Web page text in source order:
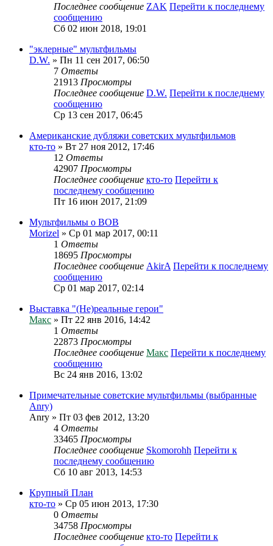
Последнее сообщение ZAK Перейти к последнему
сообщению
Сб 02 июн 2018, 19:01
"эклерные" мультфильмы
D.W. » Пн 11 сен 2017, 06:50
7 Ответы
21913 Просмотры
Последнее сообщение D.W. Перейти к последнему
сообщению
Ср 13 сен 2017, 06:45
Американские дубляжи советских мультфильмов
кто-то » Вт 27 ноя 2012, 17:46
12 Ответы
42907 Просмотры
Последнее сообщение кто-то Перейти к
последнему сообщению
Пт 16 июн 2017, 21:09
Мультфильмы о ВОВ
Morizel » Ср 01 мар 2017, 00:11
1 Ответы
18695 Просмотры
Последнее сообщение AkirA Перейти к последнему
сообщению
Ср 01 мар 2017, 02:14
Выставка "(Не)реальные герои"
Макс » Пт 22 янв 2016, 14:42
1 Ответы
22873 Просмотры
Последнее сообщение Макс Перейти к последнему
сообщению
Вс 24 янв 2016, 13:02
Примечательные советские мультфильмы (выбранные
Anry)
Anry » Пт 03 фев 2012, 13:20
4 Ответы
33465 Просмотры
Последнее сообщение Skomorohh Перейти к
последнему сообщению
Сб 10 авг 2013, 14:53
Крупный План
кто-то » Ср 05 июн 2013, 17:30
0 Ответы
34758 Просмотры
Последнее сообщение кто-то Перейти к